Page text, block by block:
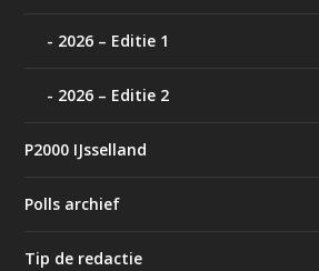
2026 – Editie 1
2026 – Editie 2
P2000 IJsselland
Polls archief
Tip de redactie